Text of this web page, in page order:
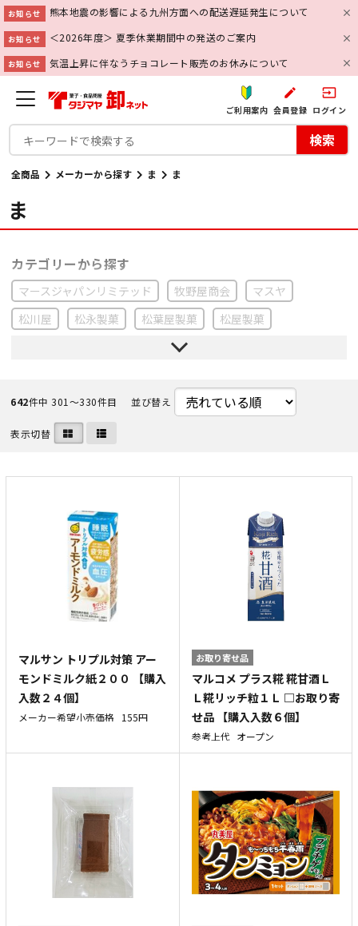
お知らせ 熊本地震の影響による九州方面への配送遅延発生について
お知らせ ＜2026年度＞ 夏季休業期間中の発送のご案内
お知らせ 気温上昇に伴なうチョコレート販売のお休みについて
ご利用案内
create
会員登録
input
ログイン
検索
全商品 メーカーから探す ま ま
ま
マースジャパンリミテッド 牧野屋商会
マスヤ
松川屋
松永製菓 松葉屋製菓 松屋製菓
642件中 301〜330件目 並び替え
表示切替
マルサン トリプル対策 アー
モンドミルク紙２００ 【購入
入数２４個】
メーカー希望小売価格 155円
お取り寄せ品
マルコメ プラス糀 糀甘酒Ｌ
Ｌ糀リッチ粒１Ｌ □お取り寄
せ品 【購入入数６個】
参考上代 オープン